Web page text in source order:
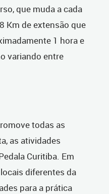
que muda a cada
Km de extensão que
1 hora e
variando entre
todas as
as atividades
Curitiba. Em
diferentes da
para a prática